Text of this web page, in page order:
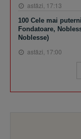
astăzi, 17:13
100 Cele mai
Fondatoare,
Noblesse)
astăzi, 17:00